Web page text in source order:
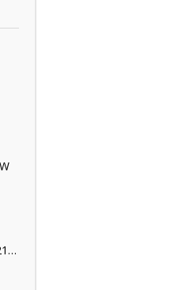
Securia Pro PoE Switch 16 port +2 port N2162P